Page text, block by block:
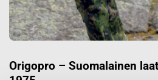
Origopro – Suomalainen